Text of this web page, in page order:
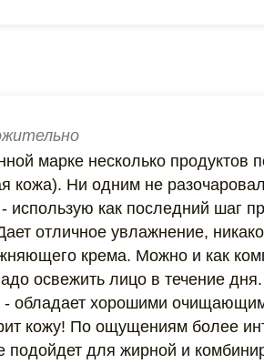
марке несколько продуктов
кожа). Ни одним не
использую как последний шаг
отличное увлажнение,
крема. Можно и как
освежить лицо в течение
обладает хорошими
кожу! По ощущениям более
подойдет для жирной и